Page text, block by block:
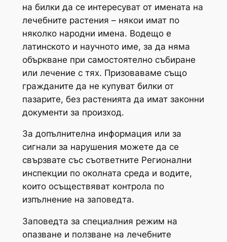
на билки да се интересуват от имената на
лечебните растения – някои имат по
няколко народни имена. Водещо е
латинското и научното име, за да няма
объркване при самостоятелно събиране
или лечение с тях. Призоваваме също
гражданите да не купуват билки от
пазарите, без растенията да имат законни
документи за произход.
За допълнителна информация или за
сигнали за нарушения можете да се
свързвате със съответните Регионални
инспекции по околната среда и водите,
които осъществяват контрола по
изпълнение на заповедта.
Заповедта за специалния режим на
опазване и ползване на лечебните